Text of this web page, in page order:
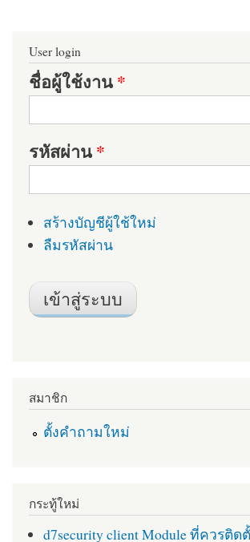
User login
ชื่อผู้ใช้งาน*
รหัสผ่าน*
สร้างบัญชีผู้ใช้ใหม่
ลืมรหัสผ่าน
สมาชิก
ตั้งคำถามใหม่
กระทู้ใหม่
d7security client Module ที่ควรติด